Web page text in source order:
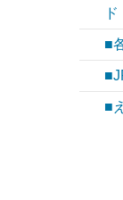
ド
■
■